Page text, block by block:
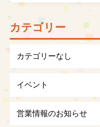
カテゴリー
カテゴリーなし
イベント
営業情報のお知らせ